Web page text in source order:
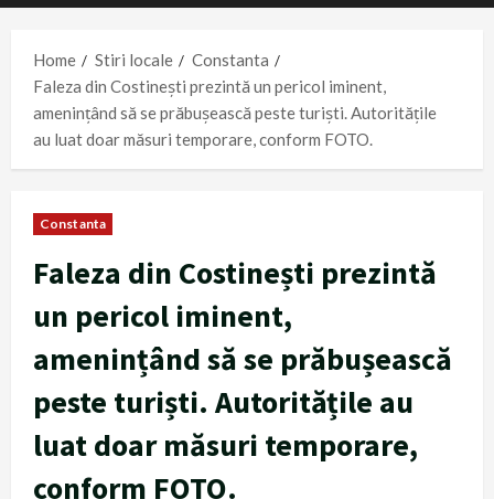
Home
Stiri locale
Constanta
Faleza din Costinești prezintă un pericol iminent,
amenințând să se prăbușească peste turiști. Autoritățile
au luat doar măsuri temporare, conform FOTO.
Constanta
Faleza din Costinești prezintă
un pericol iminent,
amenințând să se prăbușească
peste turiști. Autoritățile au
luat doar măsuri temporare,
conform FOTO.